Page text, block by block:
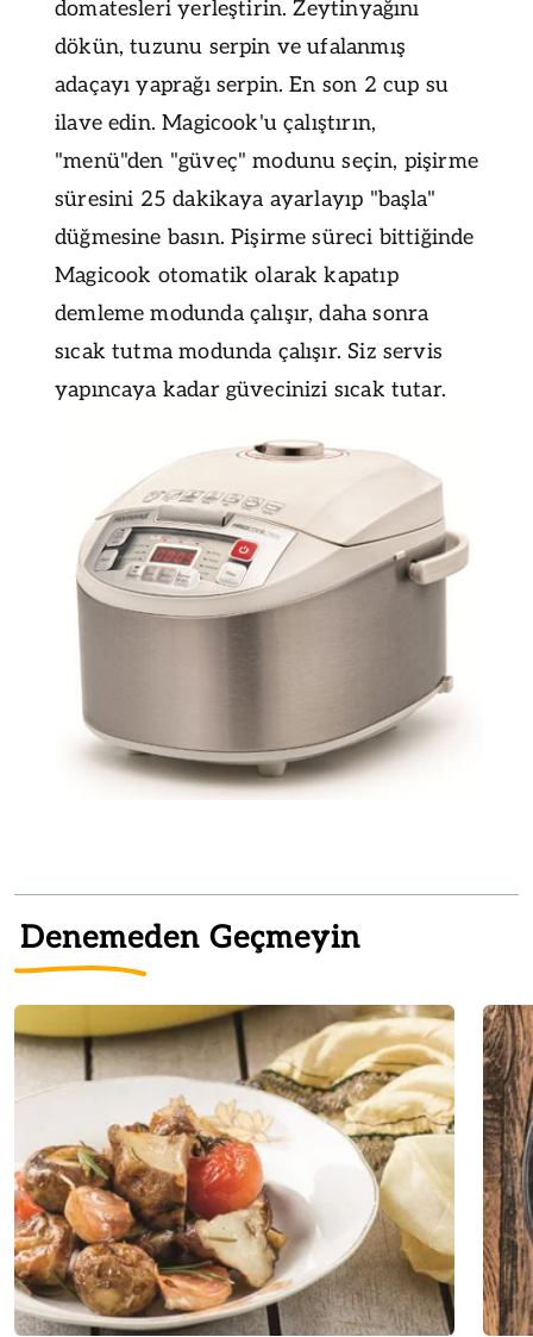
domatesleri yerleştirin. Zeytinyağını
dökün, tuzunu serpin ve ufalanmış
adaçayı yaprağı serpin. En son 2 cup su
ilave edin. Magicook'u çalıştırın,
"menü"den "güveç" modunu seçin, pişirme
süresini 25 dakikaya ayarlayıp "başla"
düğmesine basın. Pişirme süreci bittiğinde
Magicook otomatik olarak kapatıp
demleme modunda çalışır, daha sonra
sıcak tutma modunda çalışır. Siz servis
yapıncaya kadar güvecinizi sıcak tutar.
Denemeden Geçmeyin